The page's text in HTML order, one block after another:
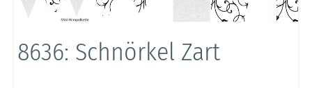
8636: Schnörkel Zart